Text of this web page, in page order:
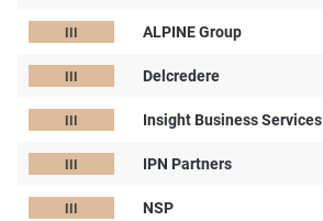
ALPINE Group
Delcredere
Insight Business Services
IPN Partners
NSP